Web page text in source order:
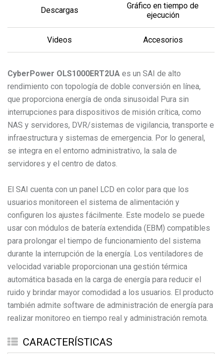
Descargas
Gráfico en tiempo de
ejecución
Videos Accesorios
CyberPower OLS1000ERT2UA es un SAI de alto
rendimiento con topología de doble conversión en línea,
que proporciona energía de onda sinusoidal Pura sin
interrupciones para dispositivos de misión crítica, como
NAS y servidores, DVR/sistemas de vigilancia, transporte e
infraestructura y sistemas de emergencia. Por lo general,
se integra en el entorno administrativo, la sala de
servidores y el centro de datos.
El SAI cuenta con un panel LCD en color para que los
usuarios monitoreen el sistema de alimentación y
configuren los ajustes fácilmente. Este modelo se puede
usar con módulos de batería extendida (EBM) compatibles
para prolongar el tiempo de funcionamiento del sistema
durante la interrupción de la energía. Los ventiladores de
velocidad variable proporcionan una gestión térmica
automática basada en la carga de energía para reducir el
ruido y brindar mayor comodidad a los usuarios. El producto
también admite software de administración de energía para
realizar monitoreo en tiempo real y administración remota.
CARACTERÍSTICAS